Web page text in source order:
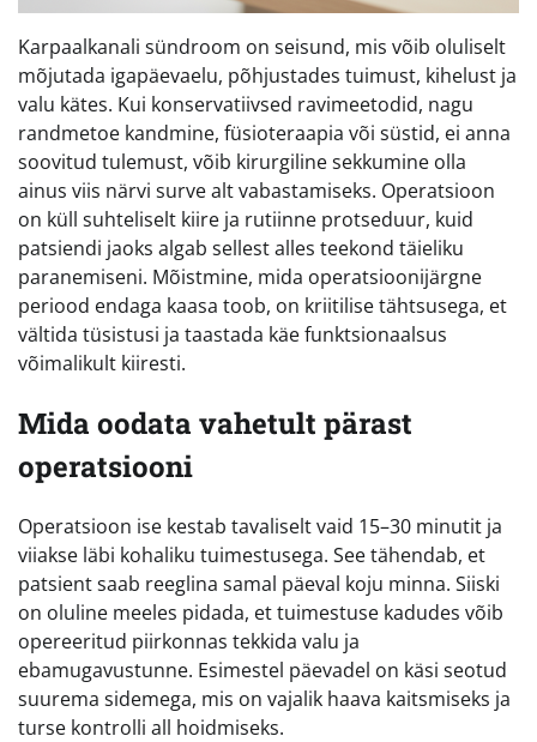
Karpaalkanali sündroom on seisund, mis võib oluliselt
mõjutada igapäevaelu, põhjustades tuimust, kihelust ja
valu kätes. Kui konservatiivsed ravimeetodid, nagu
randmetoe kandmine, füsioteraapia või süstid, ei anna
soovitud tulemust, võib kirurgiline sekkumine olla
ainus viis närvi surve alt vabastamiseks. Operatsioon
on küll suhteliselt kiire ja rutiinne protseduur, kuid
patsiendi jaoks algab sellest alles teekond täieliku
paranemiseni. Mõistmine, mida operatsioonijärgne
periood endaga kaasa toob, on kriitilise tähtsusega, et
vältida tüsistusi ja taastada käe funktsionaalsus
võimalikult kiiresti.
Mida oodata vahetult pärast
operatsiooni
Operatsioon ise kestab tavaliselt vaid 15–30 minutit ja
viiakse läbi kohaliku tuimestusega. See tähendab, et
patsient saab reeglina samal päeval koju minna. Siiski
on oluline meeles pidada, et tuimestuse kadudes võib
opereeritud piirkonnas tekkida valu ja
ebamugavustunne. Esimestel päevadel on käsi seotud
suurema sidemega, mis on vajalik haava kaitsmiseks ja
turse kontrolli all hoidmiseks.